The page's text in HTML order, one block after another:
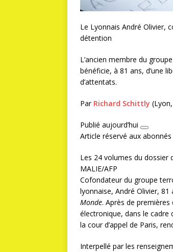
Le Lyonnais André Olivier,
détention
L’ancien membre du
bénéficie, à 81 ans, d’une
d’attentats.
Par Richard Schittly
Publié aujourd’hui
Article réservé aux abonnés
Les 24 volumes du dossier
MALIE/AFP
Cofondateur du groupe
lyonnaise, André Olivier,
Monde. Après de
électronique, dans le cadre
la cour d’appel de Paris,
Interpellé par les